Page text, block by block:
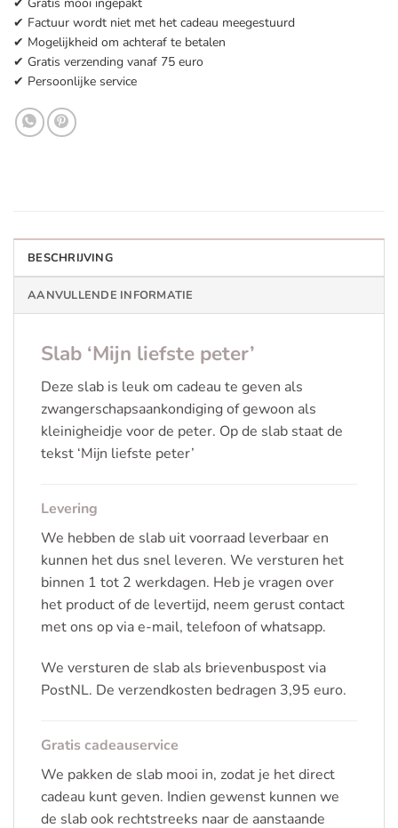
✔ Factuur wordt niet met het cadeau meegestuurd
✔ Mogelijkheid om achteraf te betalen
✔ Gratis verzending vanaf 75 euro
✔ Persoonlijke service
BESCHRIJVING
AANVULLENDE INFORMATIE
Slab ‘Mijn liefste peter’
Deze slab is leuk om cadeau te geven als
zwangerschapsaankondiging of gewoon als
kleinigheidje voor de peter. Op de slab staat de
tekst ‘Mijn liefste peter’
Levering
We hebben de slab uit voorraad leverbaar en
kunnen het dus snel leveren. We versturen het
binnen 1 tot 2 werkdagen. Heb je vragen over
het product of de levertijd, neem gerust contact
met ons op via e-mail, telefoon of whatsapp.
We versturen de slab als brievenbuspost via
PostNL. De verzendkosten bedragen 3,95 euro.
Gratis cadeauservice
We pakken de slab mooi in, zodat je het direct
cadeau kunt geven. Indien gewenst kunnen we
de slab ook rechtstreeks naar de aanstaande